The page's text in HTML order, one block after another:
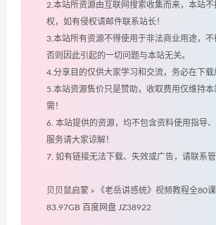
2.本站所资源由互联网搜索收集而来，本站
权，如有侵权请邮件联系站长！
3.本站所有资源不得使用于非法商业用途，不
否则因此引起的一切问题与本站无关。
4.分享目的仅供大家学习和交流，务必在下载
5.本站资源售价只是赞助，收取费用仅维持
需！
6. 本站提供的资源，均不包含资料使用指导
服务请大家谅解！
7. 如有链接无法下载、失效或广告，请联系管
贝贝鼠启蒙 »
《老岳讲感统》视频教程全80
83.97GB 百度网盘 JZ38922